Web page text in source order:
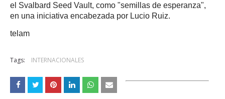
el Svalbard Seed Vault, como "semillas de esperanza",
en una iniciativa encabezada por Lucio Ruiz.
telam
Tags: INTERNACIONALES